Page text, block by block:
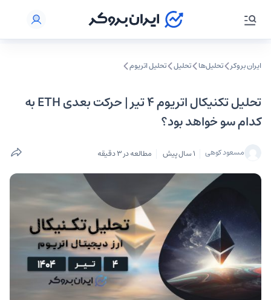
ایران بروکر تحلیل‌ها تحلیل‌ تحلیل اتریوم
تحلیل تکنیکال اتریوم ۴ تیر | حرکت بعدی ETH به
کدام سو خواهد بود؟
مسعود کوهی 1 سال پیش مطالعه در 3 دقیقه